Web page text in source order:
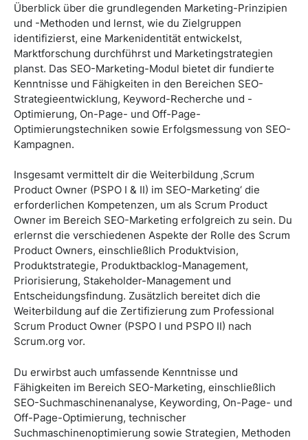
Überblick über die grundlegenden Marketing-Prinzipien
und -Methoden und lernst, wie du Zielgruppen
identifizierst, eine Markenidentität entwickelst,
Marktforschung durchführst und Marketingstrategien
planst. Das SEO-Marketing-Modul bietet dir fundierte
Kenntnisse und Fähigkeiten in den Bereichen SEO-
Strategieentwicklung, Keyword-Recherche und -
Optimierung, On-Page- und Off-Page-
Optimierungstechniken sowie Erfolgsmessung von SEO-
Kampagnen.
Insgesamt vermittelt dir die Weiterbildung ‚Scrum
Product Owner (PSPO I & II) im SEO-Marketing‘ die
erforderlichen Kompetenzen, um als Scrum Product
Owner im Bereich SEO-Marketing erfolgreich zu sein. Du
erlernst die verschiedenen Aspekte der Rolle des Scrum
Product Owners, einschließlich Produktvision,
Produktstrategie, Produktbacklog-Management,
Priorisierung, Stakeholder-Management und
Entscheidungsfindung. Zusätzlich bereitet dich die
Weiterbildung auf die Zertifizierung zum Professional
Scrum Product Owner (PSPO I und PSPO II) nach
Scrum.org vor.
Du erwirbst auch umfassende Kenntnisse und
Fähigkeiten im Bereich SEO-Marketing, einschließlich
SEO-Suchmaschinenanalyse, Keywording, On-Page- und
Off-Page-Optimierung, technischer
Suchmaschinenoptimierung sowie Strategien, Methoden